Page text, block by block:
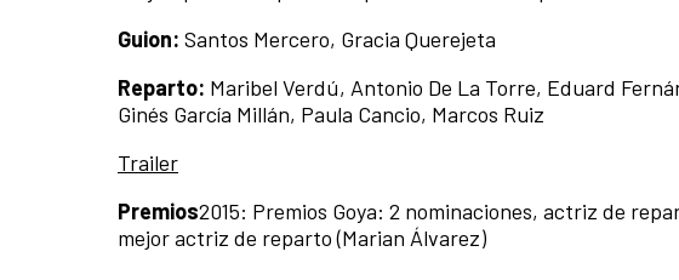
Guion: Santos Mercero, Gracia Querejeta
Reparto: Maribel Verdú, Antonio De La Torre, Eduard
Ginés García Millán, Paula Cancio, Marcos Ruiz
Trailer
Premios2015: Premios Goya: 2 nominaciones, actriz de
mejor actriz de reparto (Marian Álvarez)